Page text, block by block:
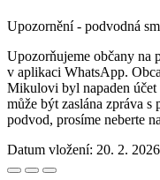
Upozornění - podvodná
Upozorňujeme občany na
v aplikaci WhatsApp.
Mikulovi byl napaden
může být zaslána zpráva s
podvod, prosíme neberte
Datum vložení: 20. 2.